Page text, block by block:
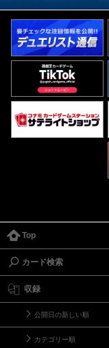
Top
カード検索
収録
公開日の新しい順
カテゴリー順